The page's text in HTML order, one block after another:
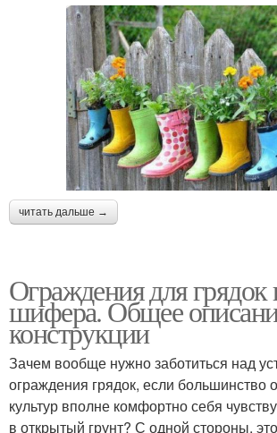
читать дальше →
Ограждения для грядок
шифера. Общее
конструкции
Зачем вообще нужно заботиться над
ограждения грядок, если большинство
культур вполне комфортно себя
в открытый грунт? С одной стороны,